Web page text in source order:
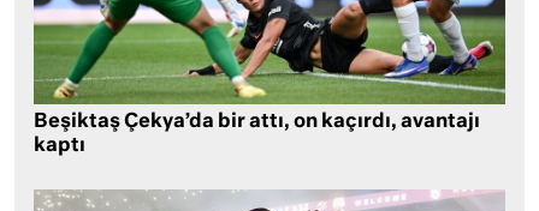
Beşiktaş Çekya’da bir attı, on kaçırdı, avantajı
kaptı